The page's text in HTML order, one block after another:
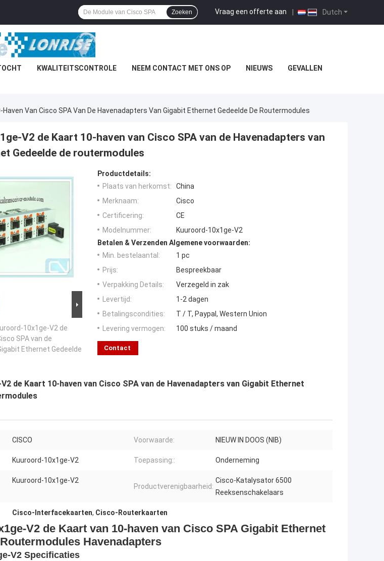
Dutch
Vraag een offerte aan |
Zoeken
KWALITEITSCONTROLE NEEM CONTACT MET ONS OP NIEUWS GEVALLEN
Van Cisco SPA Van De Havenadapters Van Gigabit Ethernet Gedeelde De Routermodules
V2 de Kaart 10-haven van Cisco SPA van de Havenadapters van
Gedeelde de routermodules
10x1ge-V2 de
SPA van de
Ethernet Gedeelde
Productdetails:
Plaats van herkomst:
China
Merknaam:
Cisco
Certificering:
CE
Modelnummer:
Kuuroord-10x1ge-V2
Betalen & Verzenden Algemene voorwaarden:
Min. bestelaantal:
1 pc
Prijs:
Bespreekbaar
Verpakking Details:
Verzegeld in zak
Levertijd:
1-2 dagen
Betalingscondities:
T / T, Paypal, Western Union
Levering vermogen:
100 stuks / maand
Contact
de Kaart 10-haven van Cisco SPA van de Havenadapters van Gigabit Ethernet
CISCO Voorwaarde: NIEUW IN DOOS (NIB)
Kuuroord-10x1ge-V2 Toepassing:: Onderneming
Kuuroord-10x1ge-V2
Productverenigbaarheid:
Cisco-Katalysator 6500
Reeksenschakelaars
Cisco-Interfacekaarten, Cisco-Routerkaarten
V2 de Kaart van 10-haven van Cisco SPA Gigabit Ethernet
Havenadapters
V2 Specificaties